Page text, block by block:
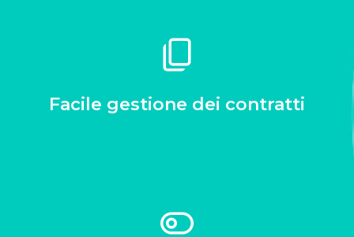
Facile gestione dei contratti